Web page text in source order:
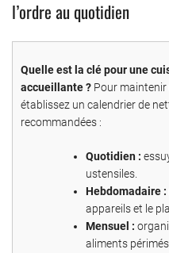
l’ordre au quotidien
Quelle est la clé pour une
accueillante ? Pour maintenir
établissez un calendrier de
recommandées :
Quotidien :
ustensiles.
Hebdomadaire :
appareils et le
Mensuel :
aliments